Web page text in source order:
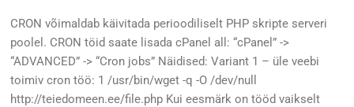
CRON võimaldab käivitada perioodiliselt PHP skripte serveri
poolel. CRON töid saate lisada cPanel all: “cPanel” ->
“ADVANCED” -> “Cron jobs” Näidised: Variant 1 – üle veebi
toimiv cron töö: 1 /usr/bin/wget -q -O /dev/null
http://teiedomeen.ee/file.php Kui eesmärk on tööd vaikselt